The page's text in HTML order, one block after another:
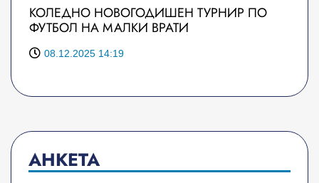
КОЛЕДНО НОВОГОДИШЕН ТУРНИР ПО
ФУТБОЛ НА МАЛКИ ВРАТИ
08.12.2025 14:19
АНКЕТА